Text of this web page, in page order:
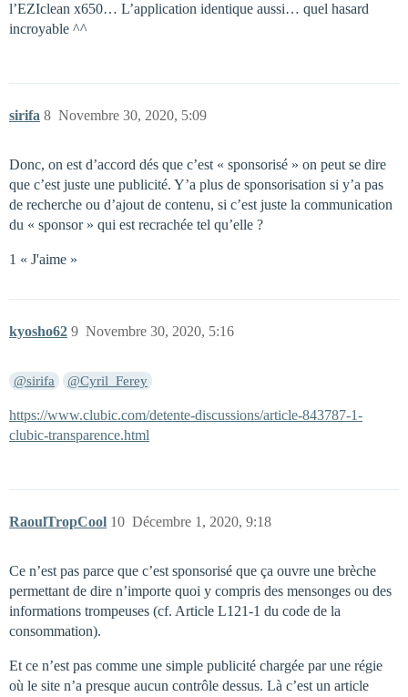
l’EZIclean x650… L’application identique aussi… quel hasard
incroyable ^^
sirifa Novembre 30, 2020, 5:09
8
Donc, on est d’accord dés que c’est « sponsorisé » on peut se dire
que c’est juste une publicité. Y’a plus de sponsorisation si y’a pas
de recherche ou d’ajout de contenu, si c’est juste la communication
du « sponsor » qui est recrachée tel qu’elle ?
1 « J'aime »
kyosho62 Novembre 30, 2020, 5:16
9
@sirifa @Cyril_Ferey
https://www.clubic.com/detente-discussions/article-843787-1-
clubic-transparence.html
RaoulTropCool Décembre 1, 2020, 9:18
10
Ce n’est pas parce que c’est sponsorisé que ça ouvre une brèche
permettant de dire n’importe quoi y compris des mensonges ou des
informations trompeuses (cf. Article L121-1 du code de la
consommation).
Et ce n’est pas comme une simple publicité chargée par une régie
où le site n’a presque aucun contrôle dessus. Là c’est un article